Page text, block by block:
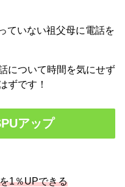
ていない祖父母に電話を
について時間を気にせず
ずです！
アップ
1％UPできる